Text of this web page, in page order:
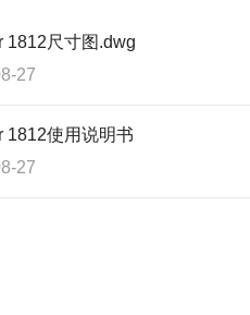
1812尺寸图.dwg
27
1812使用说明书
27